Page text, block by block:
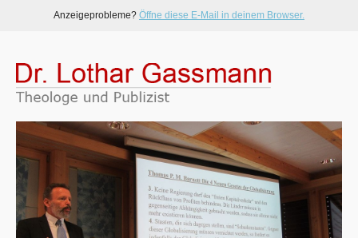
Anzeigeprobleme? Öffne diese E-Mail in deinem Browser.